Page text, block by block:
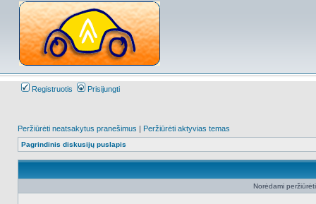
Registruotis Prisijungti
Peržiūrėti neatsakytus pranešimus | Peržiūrėti aktyvias temas
Pagrindinis diskusijų puslapis
Norėdami